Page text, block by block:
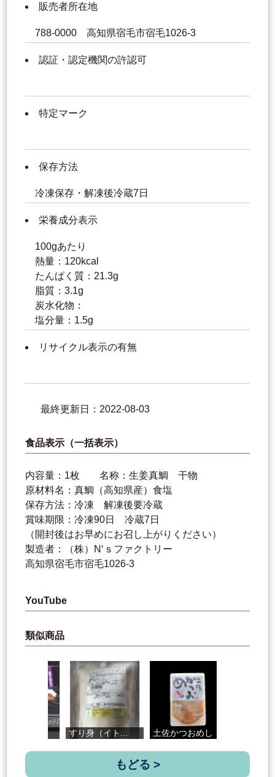
販売者所在地
788-0000 高知県宿毛市宿毛1026-3
認証・認定機関の許認可
特定マーク
保存方法
冷凍保存・解凍後冷蔵7日
栄養成分表示
100gあたり
熱量：120kcal
たんぱく質：21.3g
脂質：3.1g
炭水化物：
塩分量：1.5g
リサイクル表示の有無
最終更新日：2022-08-03
食品表示（一括表示）
内容量：1枚 名称：生姜真鯛 干物
原材料名：真鯛（高知県産）食塩
保存方法：冷凍 解凍後要冷蔵
賞味期限：冷凍90日 冷蔵7日
（開封後はお早めにお召し上がりください）
製造者：（株）N‘ｓファクトリー
高知県宿毛市宿毛1026-3
YouTube
類似商品
すり身（イト... 土佐かつおめし 天然鮪のまぐ...
もどる >